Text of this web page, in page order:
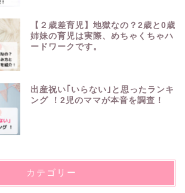
【２歳差育児】地獄なの？2歳と0歳
姉妹の育児は実際、めちゃくちゃハ
ードワークです。
出産祝い｢いらない｣と思ったランキ
ング ！2児のママが本音を調査！
カテゴリー